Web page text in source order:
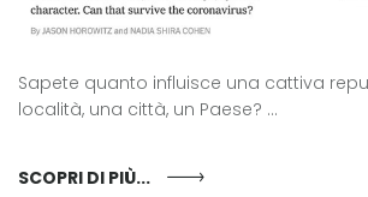
Sapete quanto influisce una cattiva
località, una città, un Paese? ...
SCOPRI DI PIÙ...